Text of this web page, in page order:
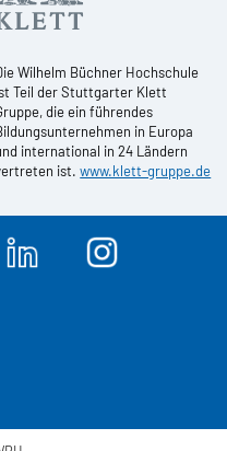
Wilhelm Büchner Hochschule
Teil der Stuttgarter Klett
die ein führendes
in Europa
international in 24 Ländern
ist.www.klett-gruppe.de